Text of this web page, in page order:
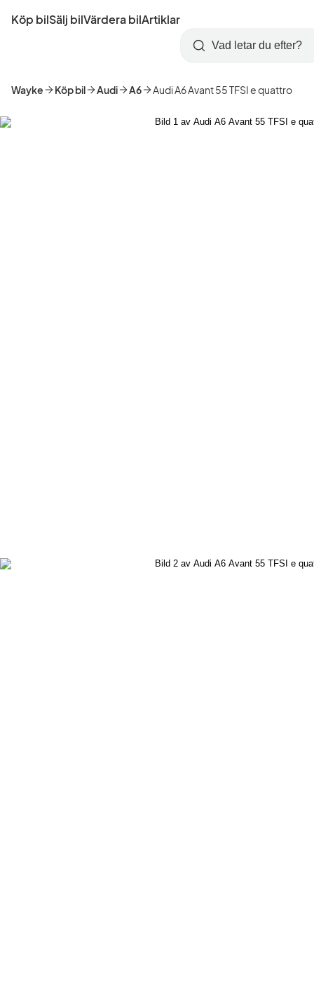
till
Startsida
Köp bilSälj bilVärdera bilArtiklar
Skapa
konto
Logga
in
Sök
Wayke Köp bil Audi A6 Audi A6 Avant 55 TFSI e quattro